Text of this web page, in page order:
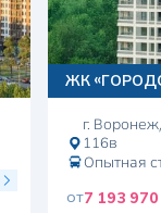
ЖК
г.
116в
Опытная
от7 193